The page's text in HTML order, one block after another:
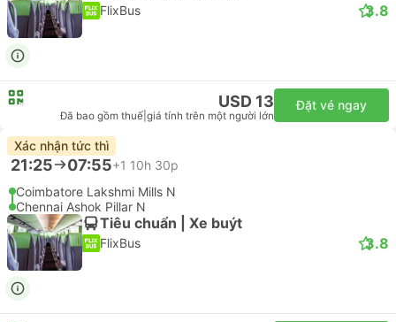
FlixBus 3.8
USD 13
Đã bao gồm thuế giá tính trên một người lớn
Đặt vé ngay
Xác nhận tức thì
21:25 07:55+1 10h 30p
Coimbatore Lakshmi Mills N
Chennai Ashok Pillar N
Tiêu chuẩn | Xe buýt
FlixBus 3.8